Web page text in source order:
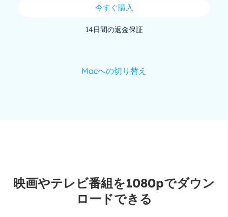
今すぐ購入
14日間の返金保証
Macへの切り替え
映画やテレビ番組を1080pでダウン
ロードできる